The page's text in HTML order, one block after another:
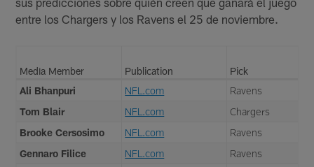
entre los Chargers y los Ravens el 25 de noviembre.
Media Member Publication
Pick
Ali Bhanpuri
NFL.com
Ravens
Tom Blair
NFL.com
Chargers
Brooke Cersosimo
NFL.com
Ravens
Gennaro Filice
NFL.com
Ravens